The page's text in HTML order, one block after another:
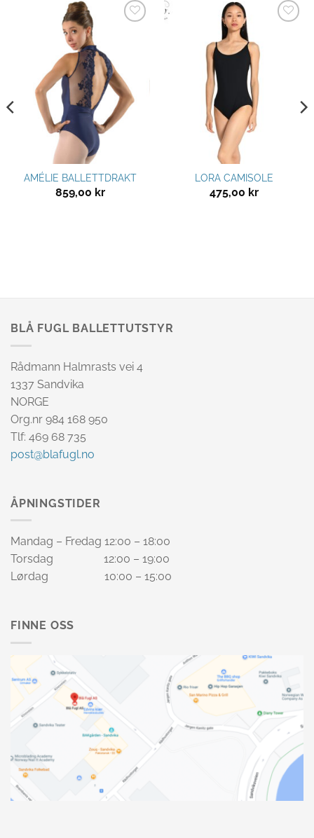
AMÉLIE BALLETTDRAKT
859,00 kr
LORA CAMISOLE
475,00 kr
BLÅ FUGL BALLETTUTSTYR
Rådmann Halmrasts vei 4
1337 Sandvika
NORGE
Org.nr 984 168 950
Tlf: 469 68 735
post@blafugl.no
ÅPNINGSTIDER
Mandag – Fredag 12:00 – 18:00
Torsdag 12:00 – 19:00
Lørdag 10:00 – 15:00
FINNE OSS